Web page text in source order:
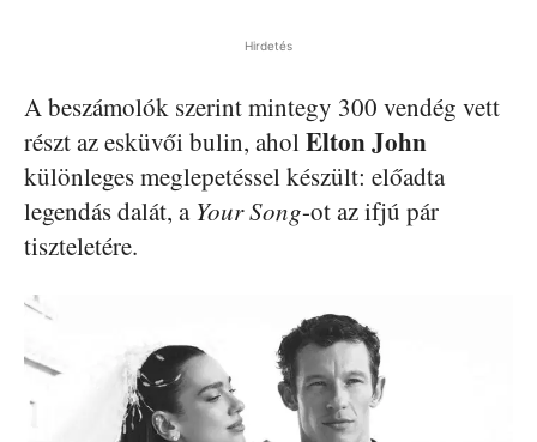
Hirdetés
A beszámolók szerint mintegy 300 vendég vett
részt az esküvői bulin, aholElton John
különleges meglepetéssel készült: előadta
legendás dalát, aYour Song-ot az ifjú pár
tiszteletére.